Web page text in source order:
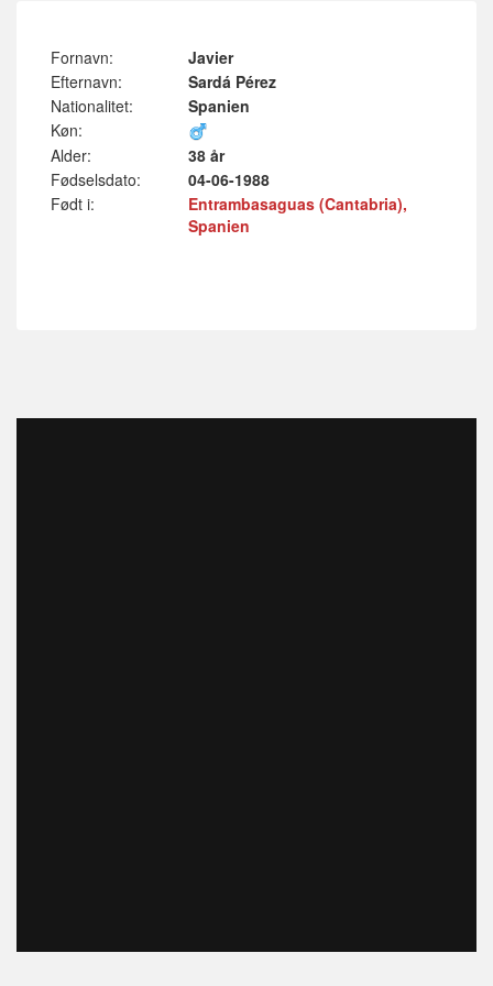
Fornavn:
Javier
Efternavn:
Sardá Pérez
Nationalitet:
Spanien
Køn:
Alder:
38 år
Fødselsdato:
04-06-1988
Født i:
Entrambasaguas (Cantabria),
Spanien